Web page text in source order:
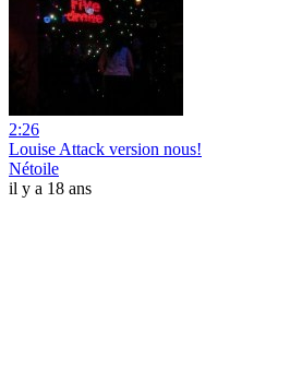
2:26
Louise Attack version nous!
Nétoile
il y a 18 ans